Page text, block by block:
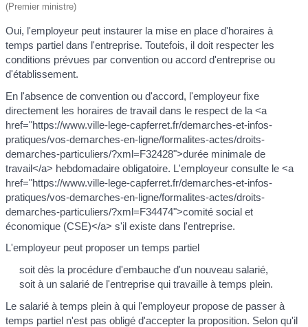
(Premier ministre)
Oui, l'employeur peut instaurer la mise en place d'horaires à
temps partiel dans l'entreprise. Toutefois, il doit respecter les
conditions prévues par convention ou accord d'entreprise ou
d'établissement.
En l'absence de convention ou d'accord, l'employeur fixe
directement les horaires de travail dans le respect de la <a
href="https://www.ville-lege-capferret.fr/demarches-et-infos-
pratiques/vos-demarches-en-ligne/formalites-actes/droits-
demarches-particuliers/?xml=F32428">durée minimale de
travail</a> hebdomadaire obligatoire. L'employeur consulte le <a
href="https://www.ville-lege-capferret.fr/demarches-et-infos-
pratiques/vos-demarches-en-ligne/formalites-actes/droits-
demarches-particuliers/?xml=F34474">comité social et
économique (CSE)</a> s'il existe dans l'entreprise.
L'employeur peut proposer un temps partiel
soit dès la procédure d'embauche d'un nouveau salarié,
soit à un salarié de l'entreprise qui travaille à temps plein.
Le salarié à temps plein à qui l'employeur propose de passer à
temps partiel n'est pas obligé d'accepter la proposition. Selon qu'il